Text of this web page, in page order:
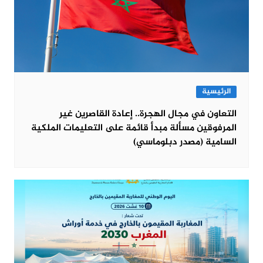
الرئيسية
التعاون في مجال الهجرة.. إعادة القاصرين غير
المرفوقين مسألة مبدأ قائمة على التعليمات الملكية
السامية (مصدر دبلوماسي)